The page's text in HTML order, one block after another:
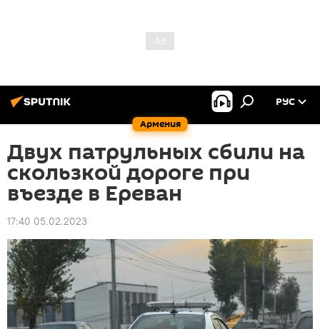
Армения
РУС
Двух патрульных сбили на
скользкой дороге при
въезде в Ереван
17:40 05.02.2023